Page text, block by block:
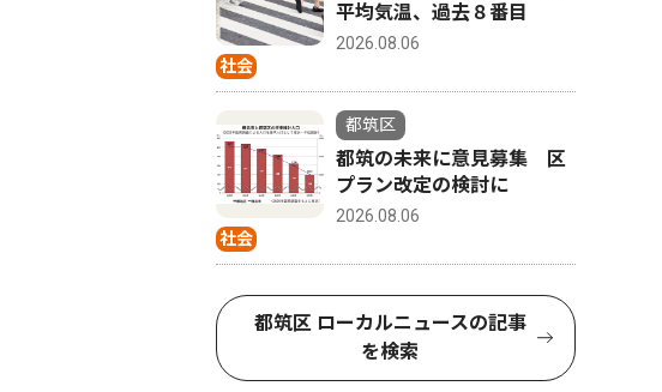
社会
平均気温、過去８番目
2026.08.06
社会
都筑区
都筑の未来に意見募集 区
プラン改定の検討に
2026.08.06
都筑区 ローカルニュースの記事
を検索